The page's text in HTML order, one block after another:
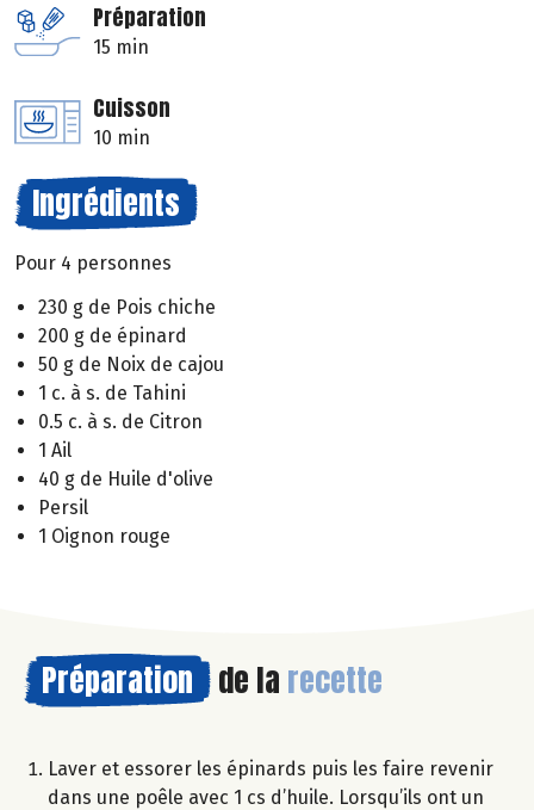
Préparation
15 min
Cuisson
10 min
Ingrédients
Pour 4 personnes
230 g de Pois chiche
200 g de épinard
50 g de Noix de cajou
1 c. à s. de Tahini
0.5 c. à s. de Citron
1 Ail
40 g de Huile d'olive
Persil
1 Oignon rouge
Préparation de la recette
Laver et essorer les épinards puis les faire revenir
dans une poêle avec 1 cs d’huile. Lorsqu’ils ont un